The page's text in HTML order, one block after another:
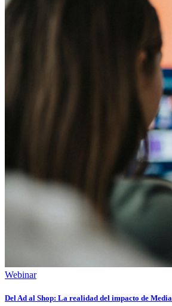
Webinar
Del Ad al Shop: La realidad del impacto de Media